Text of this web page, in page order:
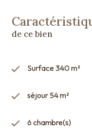
de ce bien
Surface 340 m²
séjour 54 m²
6 chambre(s)